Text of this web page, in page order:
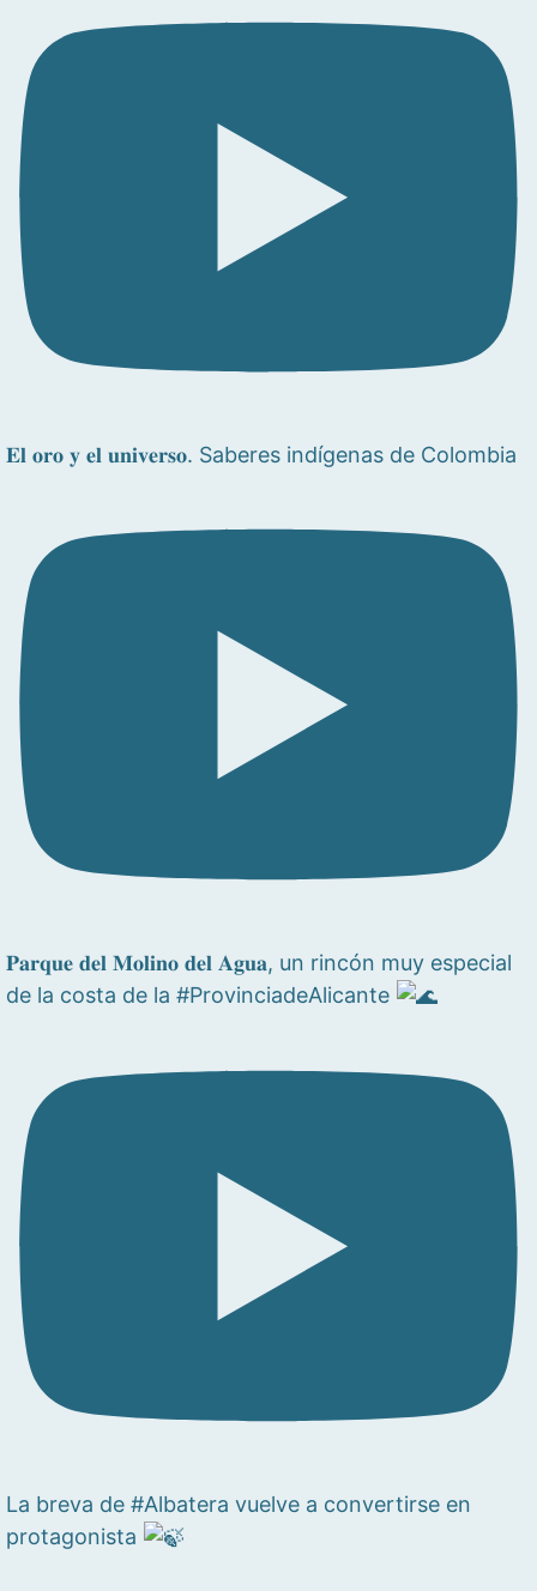
𝐄𝐥 𝐨𝐫𝐨 𝐲 𝐞𝐥 𝐮𝐧𝐢𝐯𝐞𝐫𝐬𝐨. Saberes indígenas de Colombia
𝐏𝐚𝐫𝐪𝐮𝐞 𝐝𝐞𝐥 𝐌𝐨𝐥𝐢𝐧𝐨 𝐝𝐞𝐥 𝐀𝐠𝐮𝐚, un rincón muy especial
de la costa de la #ProvinciadeAlicante
La breva de #Albatera vuelve a convertirse en
protagonista